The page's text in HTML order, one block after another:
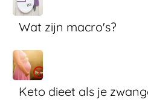
Wat zijn macro's?
Keto dieet als je